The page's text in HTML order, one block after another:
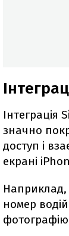
Інтеграція
значно
доступ і
екрані
Наприклад,
номер